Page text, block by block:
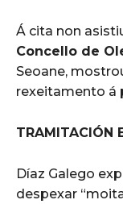
Á cita non
Concello de
Seoane,
rexeitamento á
TRAMITACIÓN
Díaz Galego
despexar